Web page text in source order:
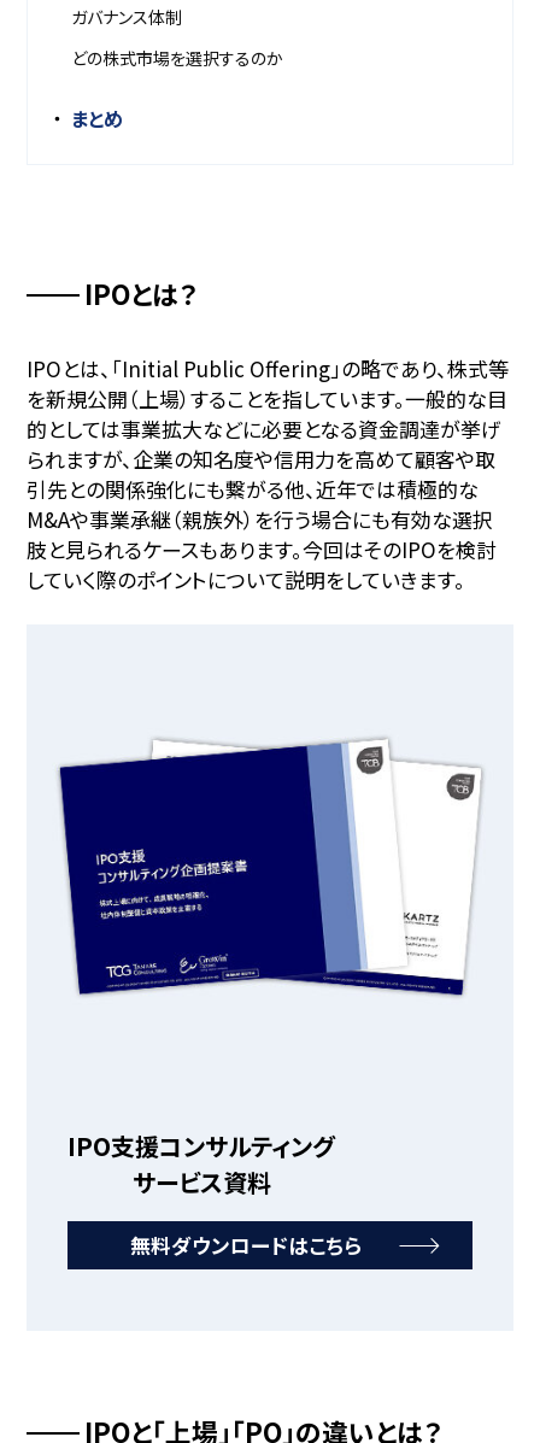
ガバナンス体制
どの株式市場を選択するのか
まとめ
IPOとは？
IPOとは、「Initial Public Offering」の略であり、株式等
を新規公開（上場）することを指しています。一般的な目
的としては事業拡大などに必要となる資金調達が挙げ
られますが、企業の知名度や信用力を高めて顧客や取
引先との関係強化にも繋がる他、近年では積極的な
M&Aや事業承継（親族外）を行う場合にも有効な選択
肢と見られるケースもあります。今回はそのIPOを検討
していく際のポイントについて説明をしていきます。
IPO支援コンサルティング
サービス資料
無料ダウンロードはこちら
IPOと「上場」「PO」の違いとは？